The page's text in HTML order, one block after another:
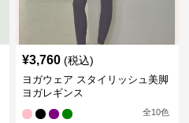
¥3,760 (税込)
ヨガウェア スタイリッシュ美脚
ヨガレギンス
全10色